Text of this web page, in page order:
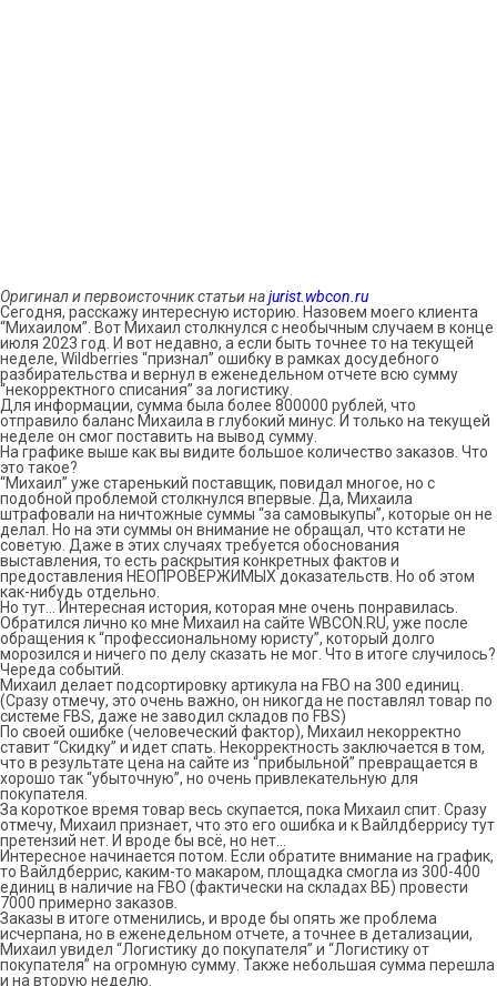
Оригинал и первоисточник статьи наjurist.wbcon.ru
Сегодня, расскажу интересную историю. Назовем моего клиента
“Михаилом”. Вот Михаил столкнулся с необычным случаем в конце
июля 2023 год. И вот недавно, а если быть точнее то на текущей
неделе, Wildberries “признал” ошибку в рамках досудебного
разбирательства и вернул в еженедельном отчете всю сумму
“некорректного списания” за логистику.
Для информации, сумма была более 800000 рублей, что
отправило баланс Михаила в глубокий минус. И только на текущей
неделе он смог поставить на вывод сумму.
На графике выше как вы видите большое количество заказов. Что
это такое?
“Михаил” уже старенький поставщик, повидал многое, но с
подобной проблемой столкнулся впервые. Да, Михаила
штрафовали на ничтожные суммы “за самовыкупы”, которые он не
делал. Но на эти суммы он внимание не обращал, что кстати не
советую. Даже в этих случаях требуется обоснования
выставления, то есть раскрытия конкретных фактов и
предоставления НЕОПРОВЕРЖИМЫХ доказательств. Но об этом
как-нибудь отдельно.
Но тут… Интересная история, которая мне очень понравилась.
Обратился лично ко мне Михаил на сайте WBCON.RU, уже после
обращения к “профессиональному юристу”, который долго
морозился и ничего по делу сказать не мог. Что в итоге случилось?
Череда событий.
Михаил делает подсортировку артикула на FBO на 300 единиц.
(Сразу отмечу, это очень важно, он никогда не поставлял товар по
системе FBS, даже не заводил складов по FBS)
По своей ошибке (человеческий фактор), Михаил некорректно
ставит “Скидку” и идет спать. Некорректность заключается в том,
что в результате цена на сайте из “прибыльной” превращается в
хорошо так “убыточную”, но очень привлекательную для
покупателя.
За короткое время товар весь скупается, пока Михаил спит. Сразу
отмечу, Михаил признает, что это его ошибка и к Вайлдберрису тут
претензий нет. И вроде бы всё, но нет…
Интересное начинается потом. Если обратите внимание на график,
то Вайлдберрис, каким-то макаром, площадка смогла из 300-400
единиц в наличие на FBO (фактически на складах ВБ) провести
7000 примерно заказов.
Заказы в итоге отменились, и вроде бы опять же проблема
исчерпана, но в еженедельном отчете, а точнее в детализации,
Михаил увидел “Логистику до покупателя” и “Логистику от
покупателя” на огромную сумму. Также небольшая сумма перешла
и на вторую неделю.